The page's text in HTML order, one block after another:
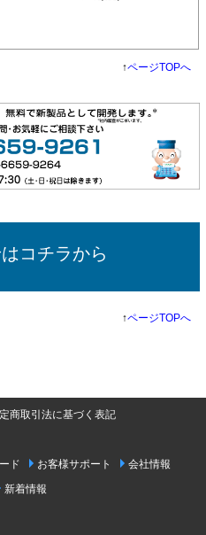
↑ページTOPへ
コチラから
↑ページTOPへ
商取引法に基づく表記
ド お客様サポート
会社情報
新着情報